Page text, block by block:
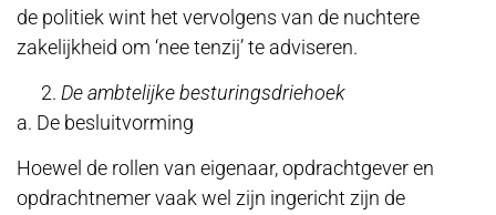
de politiek wint het vervolgens van de nuchtere
zakelijkheid om ‘nee tenzij’ te adviseren.
De ambtelijke besturingsdriehoek
a. De besluitvorming
Hoewel de rollen van eigenaar, opdrachtgever en
opdrachtnemer vaak wel zijn ingericht zijn de